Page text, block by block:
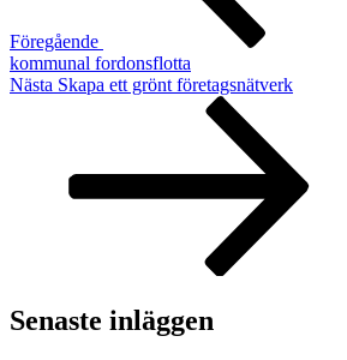
Föregående
kommunal fordonsflotta
Nästa
Nästa Skapa ett grönt företagsnätverk
Senaste inläggen